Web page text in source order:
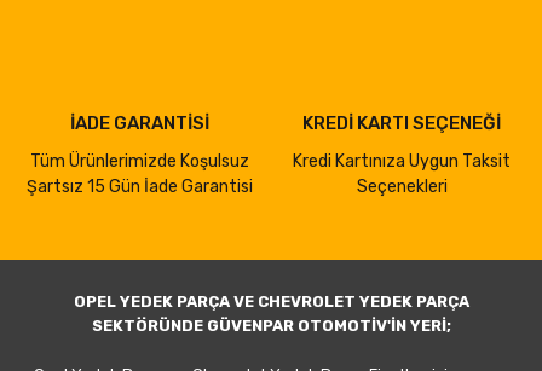
İADE GARANTİSİ
Tüm Ürünlerimizde Koşulsuz
Şartsız 15 Gün İade Garantisi
KREDİ KARTI SEÇENEĞİ
Kredi Kartınıza Uygun Taksit
Seçenekleri
OPEL YEDEK PARÇA VE CHEVROLET YEDEK PARÇA
SEKTÖRÜNDE GÜVENPAR OTOMOTİV'İN YERİ;